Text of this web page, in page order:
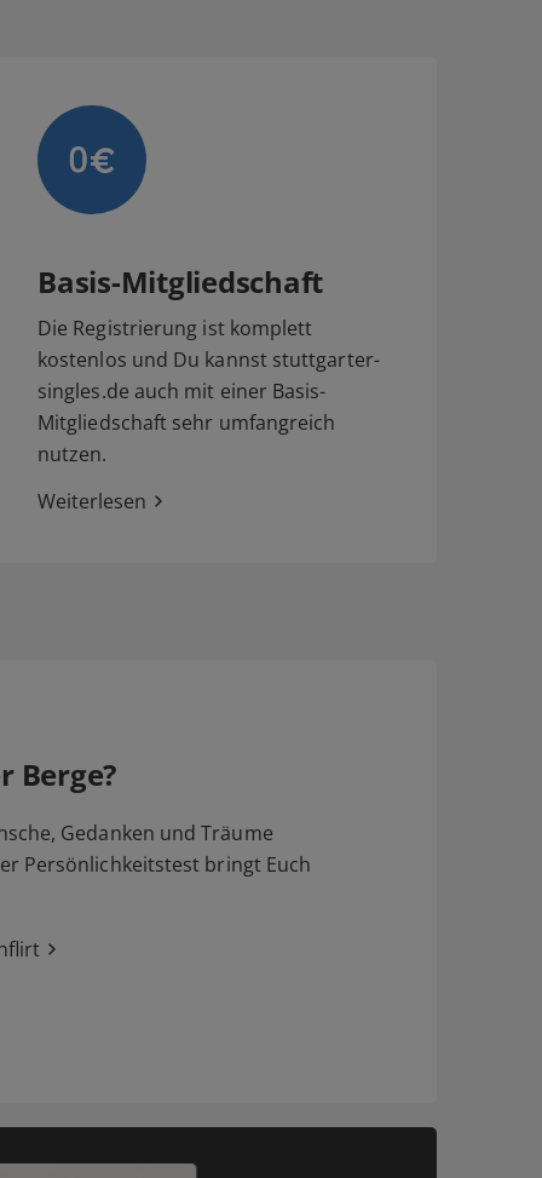
Basis-Mitgliedschaft
Die Registrierung ist komplett
kostenlos und Du kannst stuttgarter-
singles.de auch mit einer Basis-
Mitgliedschaft sehr umfangreich
nutzen.
Weiterlesen
Berge?
Gedanken und Träume
Persönlichkeitstest bringt Euch